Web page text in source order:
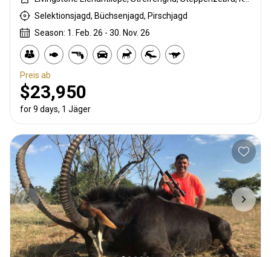
Selektionsjagd, Büchsenjagd, Pirschjagd
Season: 1. Feb. 26 - 30. Nov. 26
Preis ab
$23,950
for 9 days, 1 Jäger